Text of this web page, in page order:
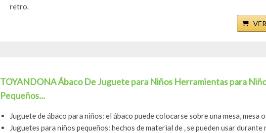
retro.
TOYANDONA Ábaco De Juguete para Niños Herramientas para
Pequeños...
Juguete de ábaco para niños: el ábaco puede colocarse sobre una mesa, mesa
Juguetes para niños pequeños: hechos de material de , se pueden usar durante